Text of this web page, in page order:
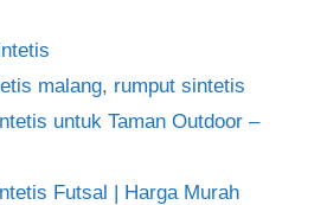
malang, rumput sintetis
untuk Taman Outdoor –
Futsal | Harga Murah